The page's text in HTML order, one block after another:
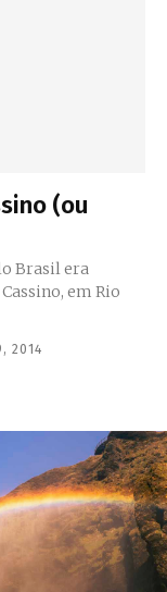
(ou
Brasil era
em Rio
2014